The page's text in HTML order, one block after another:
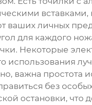
ваших личных
для каждого
Некоторые
важна простота
без
остановки, что